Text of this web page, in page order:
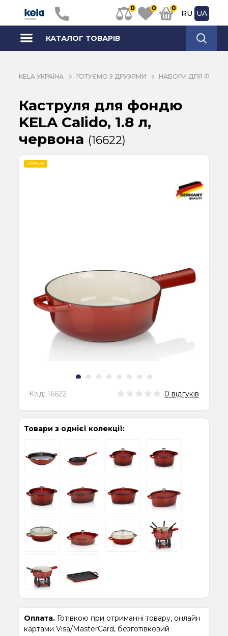
0 0 0
RU UA
КАТАЛОГ ТОВАРІВ
KELA УКРАЇНА ГОТУЄМО З ДРУЗЯМИ НАБОРИ ДЛЯ
Каструля для фондю
KELA Calido, 1.8 л,
червона (16622)
СУПЕРЦІНА
Код:16622 0 відгуків
Товари з однієї колекції:
Оплата. Готівкою при отриманні товару, онлайн
картами Visa/MasterCard, безготівковий